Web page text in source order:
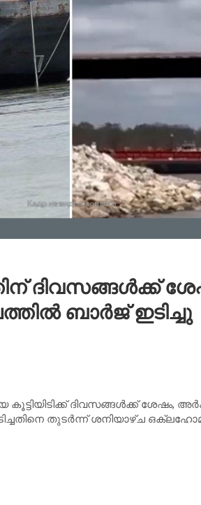
ദിവസങ്ങൾക്ക്
ബാർജ് ഇടിച്ചു
ദിവസങ്ങൾക്ക് ശേഷം,
തുടർന്ന് ശനിയാഴ്ച